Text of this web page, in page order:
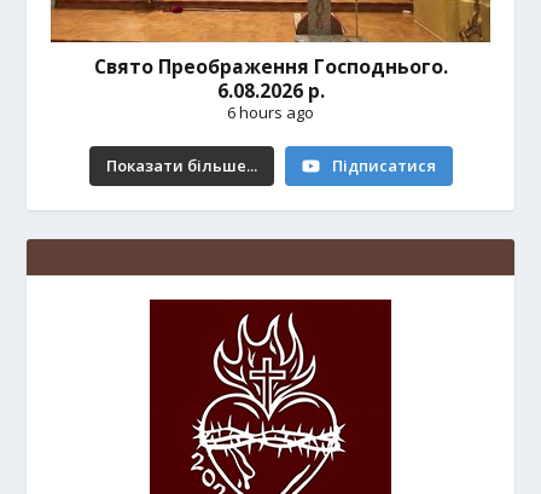
Свято Преображення Господнього.
6.08.2026 р.
6 hours ago
Показати більше... Підписатися